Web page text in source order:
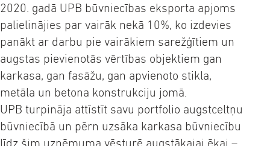
2020. gadā UPB būvniecības eksporta apjoms
palielinājies par vairāk nekā 10%, ko izdevies
panākt ar darbu pie vairākiem sarežģītiem un
augstas pievienotās vērtības objektiem gan
karkasa, gan fasāžu, gan apvienoto stikla,
metāla un betona konstrukciju jomā.
UPB turpināja attīstīt savu portfolio augstceltņu
būvniecībā un pērn uzsāka karkasa būvniecību